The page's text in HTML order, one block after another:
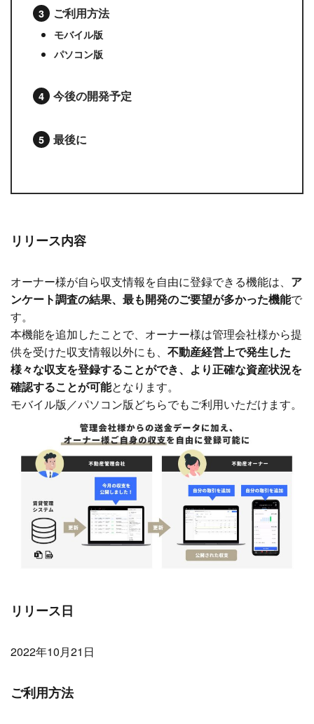
ご利用方法
モバイル版
パソコン版
今後の開発予定
最後に
リリース内容
オーナー様が自ら収支情報を自由に登録できる機能は、 ア
ンケート調査の結果、最も開発のご要望が多かった機能で
す。
本機能を追加したことで、オーナー様は管理会社様から提
供を受けた収支情報以外にも、 不動産経営上で発生した
様々な収支を登録することができ、より正確な資産状況を
確認することが可能となります。
モバイル版／パソコン版どちらでもご利用いただけます。
リリース日
2022年10月21日
ご利用方法